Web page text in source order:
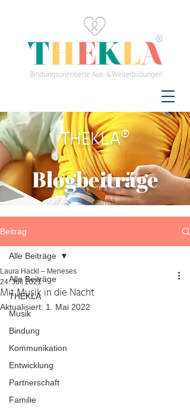
THEKLA®
Blogbeiträge
Beitrag
Alle Beiträge
THEKLA
Musik
Bindung
Kommunikation
Entwicklung
Partnerschaft
Familie
Alle Beiträge
Mit Musik in die Nacht
Laura Hackl – Meneses
24. Juli 2021
Aktualisiert: 1. Mai 2022